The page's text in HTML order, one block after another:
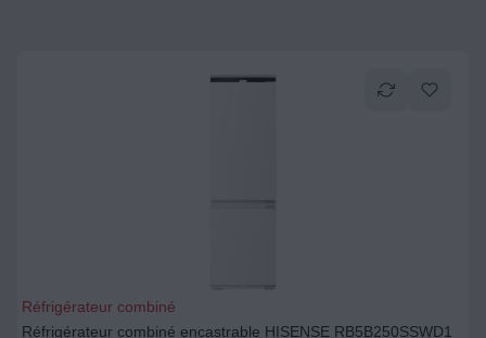
Réfrigérateur combiné
Réfrigérateur combiné encastrable HISENSE RB5B250SSWD1